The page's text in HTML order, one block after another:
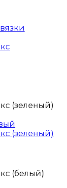
(зеленый)
(зеленый)
(белый)